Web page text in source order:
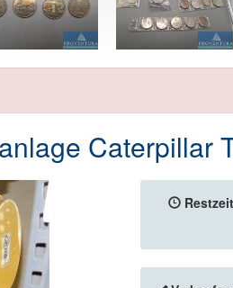
Caterpillar
Restzeit